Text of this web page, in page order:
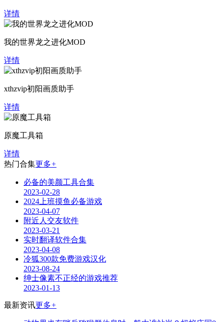
详情
我的世界龙之进化MOD
详情
xthzvip初阳画质助手
详情
原魔工具箱
详情
热门合集更多+
必备的美颜工具合集
2023-02-28
2024上班摸鱼必备游戏
2023-04-07
附近人交友软件
2023-03-21
实时翻译软件合集
2023-04-08
冷狐300款免费游戏汉化
2023-08-24
绅士像素不正经的游戏推荐
2023-01-13
最新资讯更多+